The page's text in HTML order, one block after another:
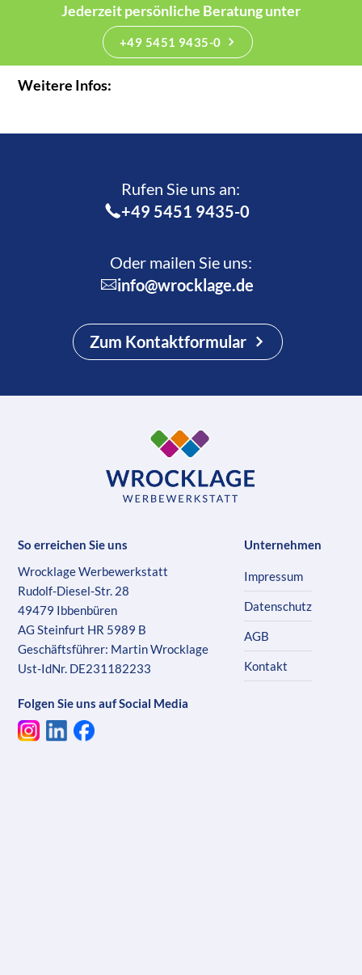
Jederzeit persönliche Beratung unter
+49 5451 9435-0
Weitere Infos:
Rufen Sie uns an:­
+49 5451 9435-0
Oder mailen Sie uns:
info@wrocklage.de
Zum Kontaktformular
So erreichen Sie uns
Wrocklage Werbewerkstatt
Rudolf-Diesel-Str. 28
49479 Ibbenbüren
AG Steinfurt HR 5989 B
Geschäftsführer: Martin Wrocklage
Ust-IdNr. DE231182233
Folgen Sie uns auf Social Media
Unternehmen
Impressum
Datenschutz
AGB
Kontakt